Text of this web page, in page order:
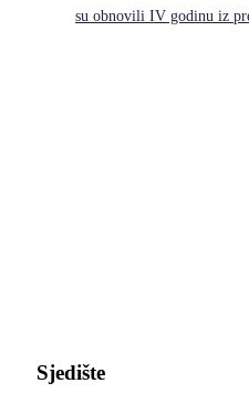
su obnovili IV godinu iz
Sjedište